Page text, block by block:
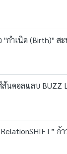
"กำเนิด (Birth)"
คอลแลบ BUZZ
ก้า